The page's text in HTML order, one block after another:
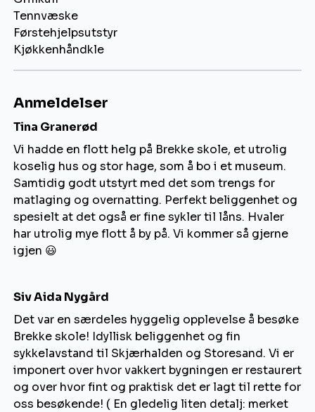
Tennvæske
Førstehjelpsutstyr
Kjøkkenhåndkle
Anmeldelser
Tina Granerød
Vi hadde en flott helg på Brekke skole, et utrolig
koselig hus og stor hage, som å bo i et museum.
Samtidig godt utstyrt med det som trengs for
matlaging og overnatting. Perfekt beliggenhet og
spesielt at det også er fine sykler til låns. Hvaler
har utrolig mye flott å by på. Vi kommer så gjerne
igjen 😃
Siv Aida Nygård
Det var en særdeles hyggelig opplevelse å besøke
Brekke skole! Idyllisk beliggenhet og fin
sykkelavstand til Skjærhalden og Storesand. Vi er
imponert over hvor vakkert bygningen er restaurert
og over hvor fint og praktisk det er lagt til rette for
oss besøkende! ( En gledelig liten detalj: merket